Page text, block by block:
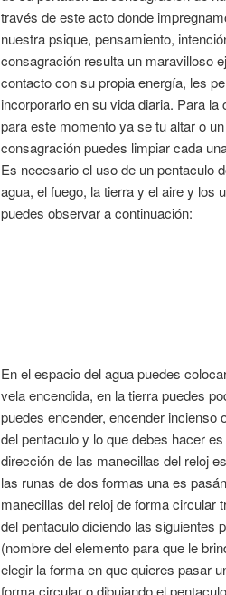
través de este acto donde
nuestra psique, pensamiento,
consagración resulta un maravilloso
contacto con su propia energía, les
incorporarlo en su vida diaria. Para
para este momento ya se tu altar o
consagración puedes limpiar cada
Es necesario el uso de un pentaculo
agua, el fuego, la tierra y el aire y
puedes observar a continuación:
En el espacio del agua puedes
vela encendida, en la tierra puedes
puedes encender, encender
del pentaculo y lo que debes hacer
dirección de las manecillas del reloj
las runas de dos formas una es
manecillas del reloj de forma circular
del pentaculo diciendo las siguientes
(nombre del elemento para que le
elegir la forma en que quieres pasar
forma circular o dibujando el